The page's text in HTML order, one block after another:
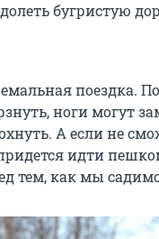
бугристую
поездка.
ноги могут
А если не
идти
тем, как мы